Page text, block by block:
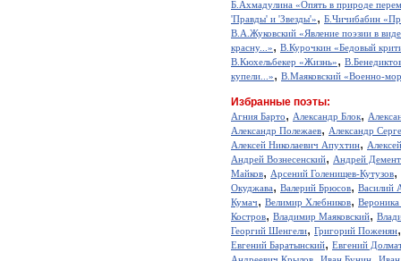
Б.Ахмадулина «Опять в природе
'Правды' и 'Звезды'», Б.Чичибабин
В.А.Жуковский «Явление поэзии в
красну...», В.Курочкин «Бедовый
В.Кюхельбекер «Жизнь»,
купели...», В.Маяковский «Военно-
Избранные поэты:
Агния Барто, Александр Блок,
Александр Полежаев, Александр
Алексей Николаевич Апухтин,
Андрей Вознесенский, Андрей
Майков, Арсений Голенищев-Кутузов,
Окуджава, Валерий Брюсов, Василий
Кумач, Велимир Хлебников,
Костров, Владимир Маяковский,
Георгий Шенгели, Григорий Поженян
Евгений Баратынский, Евгений